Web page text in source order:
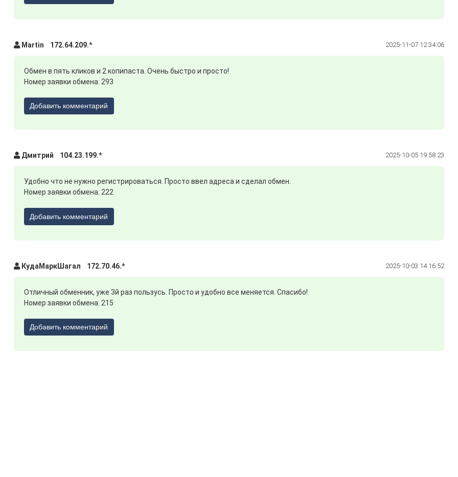
Martin 172.64.209.* 2025-11-07 12:34:06
Обмен в пять кликов и 2 копипаста. Очень быстро и просто!
Номер заявки обмена: 293
Добавить комментарий
Дмитрий 104.23.199.* 2025-10-05 19:58:23
Удобно что не нужно регистрироваться. Просто ввел адреса и сделал обмен.
Номер заявки обмена: 222
Добавить комментарий
КудаМаркШагал 172.70.46.* 2025-10-03 14:16:52
Отличный обменник, уже 3й раз пользусь. Просто и удобно все меняется. Спасибо!
Номер заявки обмена: 215
Добавить комментарий